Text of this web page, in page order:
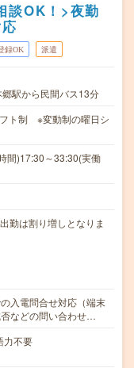
談OK！>夜勤
録OK 派遣
駅から民間バス13分
ト制 ※変動制の曜日シ
間)17:30～33:30(実働
勤は割り増しとなりま
入電問合せ対応（端末
などの問い合わせ…
力不要